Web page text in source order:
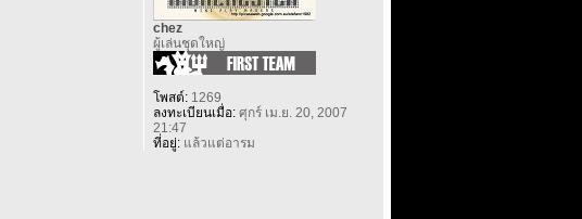
chez
ผู้เล่นชุดใหญ่
โพสต์:1269
ลงทะเบียนเมื่อ:ศุกร์ เม.ย. 20, 2007
21:47
ที่อยู่:แล้วแต่อารม